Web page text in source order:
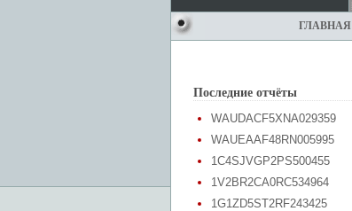
ГЛАВНАЯ
Последние отчёты
WAUDACF5XNA029359
WAUEAAF48RN005995
1C4SJVGP2PS500455
1V2BR2CA0RC534964
1G1ZD5ST2RF243425